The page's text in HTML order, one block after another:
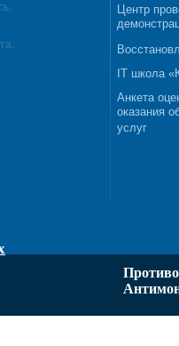
Центр
IT школа
Анкета
оказания
услуг